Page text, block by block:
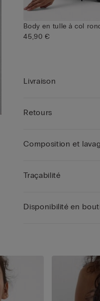
Body en tulle à col
45,90 €
Livraison
Retours
Composition et
Traçabilité
Disponibilité en